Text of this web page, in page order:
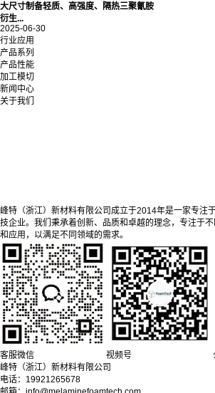
大尺寸制备轻质、高强度、隔热三聚氰胺
衍生...
2025-06-30
行业应用
产品系列
产品性能
加工模切
新闻中心
关于我们
峰特（浙江）新材料有限公司成立于2014年是一家专注
技企业。我们秉承着创新、品质和卓越的理念，专注于
和应用，以满足不同领域的需求。
客服微信 视频号
峰特（浙江）新材料有限公司
电话：19921265678